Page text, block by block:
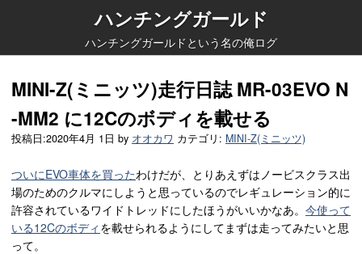
ハンチングガールド
ハンチングガールドという名の俺ログ
MINI-Z(ミニッツ)走行日誌 MR-03EVO N
-MM2 に12Cのボディを載せる
投稿日:2020年4月 1日 by オオカワ カテゴリ: MINI-Z(ミニッツ)
ついにEVO車体を買ったわけだが、とりあえずはノービスクラス出
場のためのクルマにしようと思っているのでレギュレーション的に
許容されているワイドトレッドにしたほうがいいかなあ。 今使って
いる12Cのボディ を載せられるようにしてまずは走ってみたいと思
って。